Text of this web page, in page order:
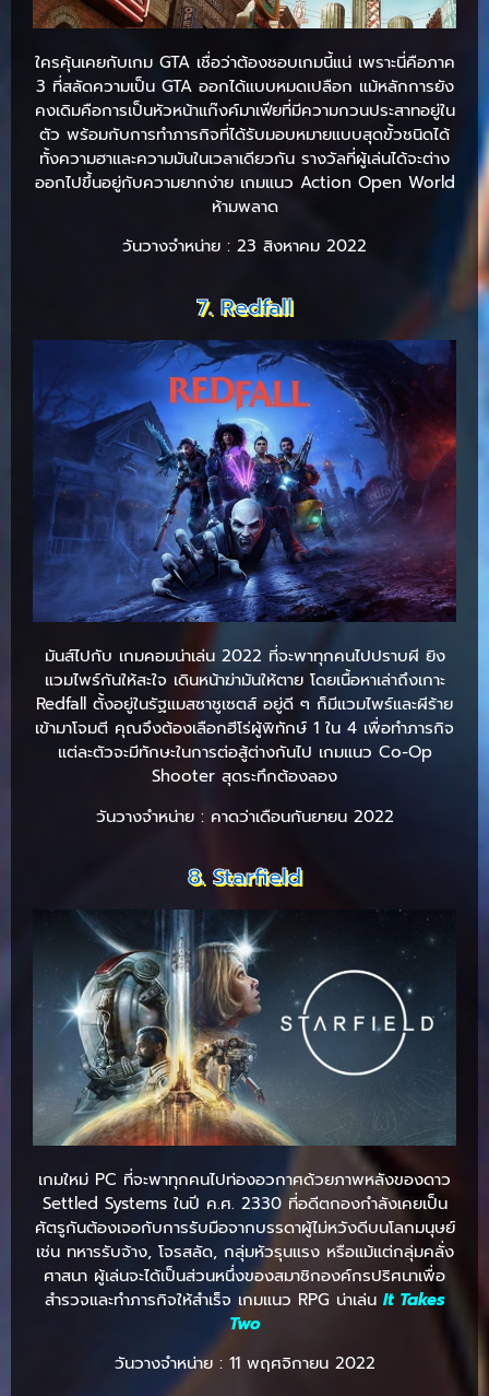
ใครคุ้นเคยกับเกม GTA เชื่อว่าต้องชอบเกมนี้แน่ เพราะนี่คือภาค
3 ที่สลัดความเป็น GTA ออกได้แบบหมดเปลือก แม้หลักการยัง
คงเดิมคือการเป็นหัวหน้าแก๊งค์มาเฟียที่มีความกวนประสาทอยู่ใน
ตัว พร้อมกับการทำภารกิจที่ได้รับมอบหมายแบบสุดขั้วชนิดได้
ทั้งความฮาและความมันในเวลาเดียวกัน รางวัลที่ผู้เล่นได้จะต่าง
ออกไปขึ้นอยู่กับความยากง่าย เกมแนว Action Open World
ห้ามพลาด
วันวางจำหน่าย : 23 สิงหาคม 2022
7. Redfall
มันส์ไปกับ เกมคอมน่าเล่น 2022 ที่จะพาทุกคนไปปราบผี ยิง
แวมไพร์กันให้สะใจ เดินหน้าฆ่ามันให้ตาย โดยเนื้อหาเล่าถึงเกาะ
Redfall ตั้งอยู่ในรัฐแมสซาชูเซตส์ อยู่ดี ๆ ก็มีแวมไพร์และผีร้าย
เข้ามาโจมตี คุณจึงต้องเลือกฮีโร่ผู้พิทักษ์ 1 ใน 4 เพื่อทำภารกิจ
แต่ละตัวจะมีทักษะในการต่อสู้ต่างกันไป เกมแนว Co-Op
Shooter สุดระทึกต้องลอง
วันวางจำหน่าย : คาดว่าเดือนกันยายน 2022
8. Starfield
เกมใหม่ PC ที่จะพาทุกคนไปท่องอวกาศด้วยภาพหลังของดาว
Settled Systems ในปี ค.ศ. 2330 ที่อดีตกองกำลังเคยเป็น
ศัตรูกันต้องเจอกับการรับมือจากบรรดาผู้ไม่หวังดีบนโลกมนุษย์
เช่น ทหารรับจ้าง, โจรสลัด, กลุ่มหัวรุนแรง หรือแม้แต่กลุ่มคลั่ง
ศาสนา ผู้เล่นจะได้เป็นส่วนหนึ่งของสมาชิกองค์กรปริศนาเพื่อ
สำรวจและทำภารกิจให้สำเร็จ เกมแนว RPG น่าเล่น It Takes
Two
วันวางจำหน่าย : 11 พฤศจิกายน 2022